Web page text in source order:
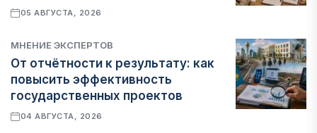
05 АВГУСТА, 2026
МНЕНИЕ ЭКСПЕРТОВ
От отчётности к результату: как
повысить эффективность
государственных проектов
04 АВГУСТА, 2026